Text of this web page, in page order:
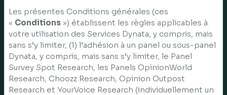
Les présentes Conditions générales (ces
« Conditions ») établissent les règles applicables à
votre utilisation des Services Dynata, y compris, mais
sans s’y limiter, (1) l’adhésion à un panel ou sous-panel
Dynata, y compris, mais sans s’y limiter, le Panel
Survey Spot Research, les Panels OpinionWorld
Research, Choozz Research, Opinion Outpost
Research et YourVoice Research (individuellement un